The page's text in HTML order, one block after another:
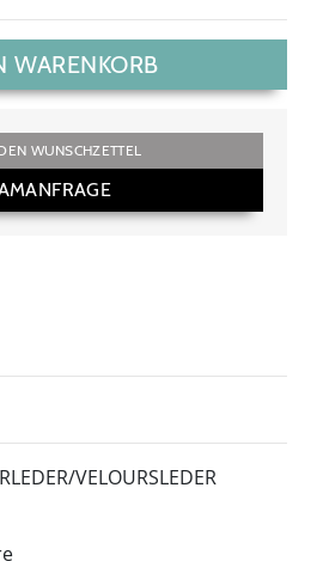
WARENKORB
WUNSCHZETTEL
VELOURSLEDER